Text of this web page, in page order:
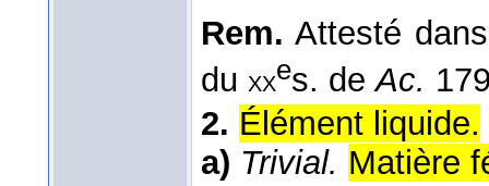
Rem. Attesté
du xxes. deAc.
2. Élément liquide.
a) Trivial. Matière